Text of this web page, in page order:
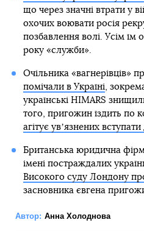
що через значні втрати у
охочих воювати росія
позбавлення волі. Усім їм
року «служби».
Очільника «вагнерівців»
помічали в Україні,
українські HIMARS
того, пригожин їздить по
агітує увʼязнених
Британська юридична
імені постраждалих
Високого суду Лондону
засновника євгена
Автор: Анна Холоднова